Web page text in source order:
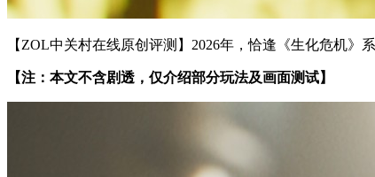
【ZOL中关村在线原创评测】2026年，恰逢《生化危机
【注：本文不含剧透，仅介绍部分玩法及画面测试】